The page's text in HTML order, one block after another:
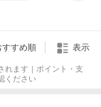
すすめ順 表示
れます｜ポイント・支
ください